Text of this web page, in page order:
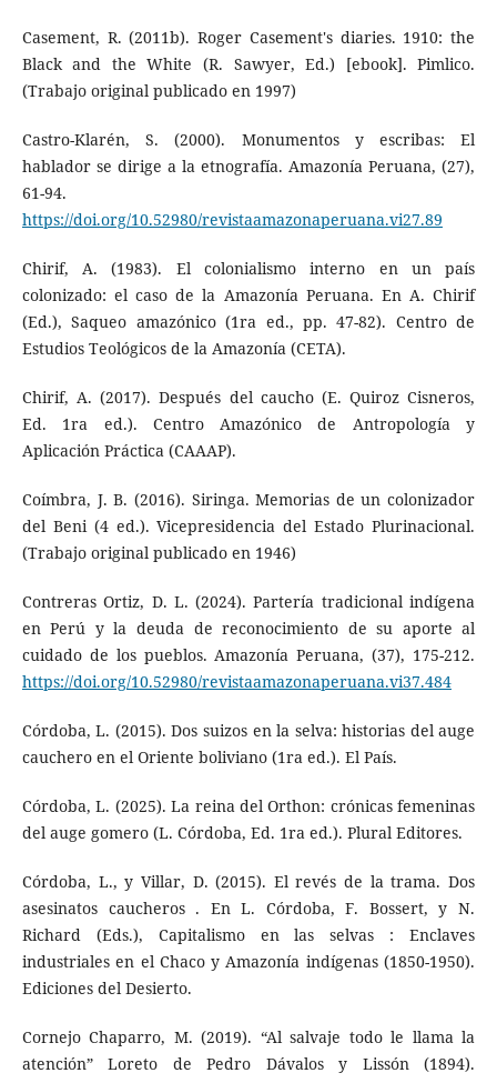
Casement, R. (2011b). Roger Casement's diaries. 1910: the
Black and the White (R. Sawyer, Ed.) [ebook]. Pimlico.
(Trabajo original publicado en 1997)
Castro-Klarén, S. (2000). Monumentos y escribas: El
hablador se dirige a la etnografía. Amazonía Peruana, (27),
61-94.
https://doi.org/10.52980/revistaamazonaperuana.vi27.89
Chirif, A. (1983). El colonialismo interno en un país
colonizado: el caso de la Amazonía Peruana. En A. Chirif
(Ed.), Saqueo amazónico (1ra ed., pp. 47-82). Centro de
Estudios Teológicos de la Amazonía (CETA).
Chirif, A. (2017). Después del caucho (E. Quiroz Cisneros,
Ed. 1ra ed.). Centro Amazónico de Antropología y
Aplicación Práctica (CAAAP).
Coímbra, J. B. (2016). Siringa. Memorias de un colonizador
del Beni (4 ed.). Vicepresidencia del Estado Plurinacional.
(Trabajo original publicado en 1946)
Contreras Ortiz, D. L. (2024). Partería tradicional indígena
en Perú y la deuda de reconocimiento de su aporte al
cuidado de los pueblos. Amazonía Peruana, (37), 175-212.
https://doi.org/10.52980/revistaamazonaperuana.vi37.484
Córdoba, L. (2015). Dos suizos en la selva: historias del auge
cauchero en el Oriente boliviano (1ra ed.). El País.
Córdoba, L. (2025). La reina del Orthon: crónicas femeninas
del auge gomero (L. Córdoba, Ed. 1ra ed.). Plural Editores.
Córdoba, L., y Villar, D. (2015). El revés de la trama. Dos
asesinatos caucheros . En L. Córdoba, F. Bossert, y N.
Richard (Eds.), Capitalismo en las selvas : Enclaves
industriales en el Chaco y Amazonía indígenas (1850-1950).
Ediciones del Desierto.
Cornejo Chaparro, M. (2019). “Al salvaje todo le llama la
atención” Loreto de Pedro Dávalos y Lissón (1894).